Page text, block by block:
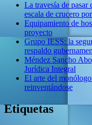
La travesía de pasar
escala de crucero
Equipamiento de
proyecto
Grupo IESS: la
respaldo
Méndez Sancho
Jurídica Integral
El arte del
reinventándose
Etiquetas